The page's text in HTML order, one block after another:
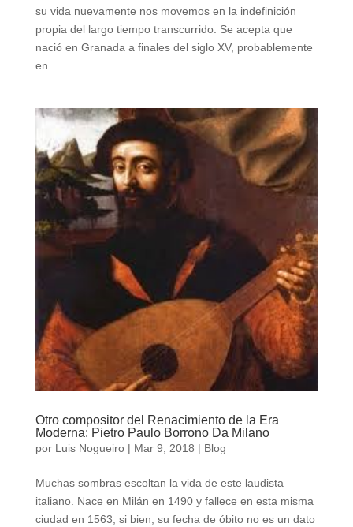
su vida nuevamente nos movemos en la indefinición
propia del largo tiempo transcurrido. Se acepta que
nació en Granada a finales del siglo XV, probablemente
en...
Otro compositor del Renacimiento de la Era
Moderna: Pietro Paulo Borrono Da Milano
por Luis Nogueiro| Mar 9, 2018 | Blog
Muchas sombras escoltan la vida de este laudista
italiano. Nace en Milán en 1490 y fallece en esta misma
ciudad en 1563, si bien, su fecha de óbito no es un dato